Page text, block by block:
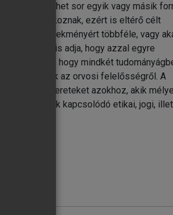
kerülhet sor egyik vagy másik
vonatkoznak, ezért is eltérő célt
az egy cselekményért többféle, vagy
az a tény is adja, hogy azzal egyre
az volt, hogy mindkét
képet adjunk az orvosi felelősségről. A
ismereteket azokhoz, akik
a hozzájuk kapcsolódó etikai, jogi,